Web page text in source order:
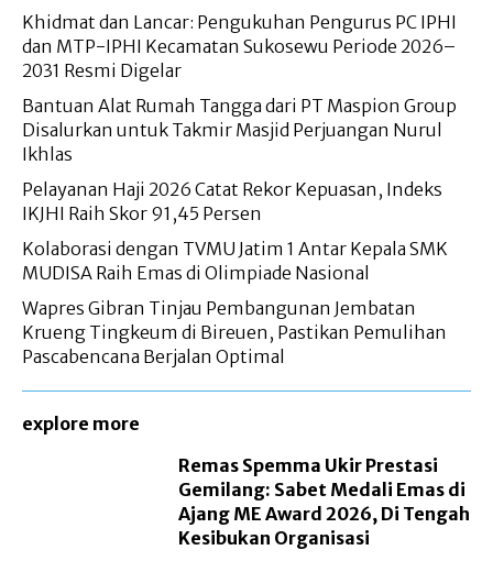
Khidmat dan Lancar: Pengukuhan Pengurus PC IPHI
dan MTP-IPHI Kecamatan Sukosewu Periode 2026–
2031 Resmi Digelar
Bantuan Alat Rumah Tangga dari PT Maspion Group
Disalurkan untuk Takmir Masjid Perjuangan Nurul
Ikhlas
Pelayanan Haji 2026 Catat Rekor Kepuasan, Indeks
IKJHI Raih Skor 91,45 Persen
Kolaborasi dengan TVMU Jatim 1 Antar Kepala SMK
MUDISA Raih Emas di Olimpiade Nasional
Wapres Gibran Tinjau Pembangunan Jembatan
Krueng Tingkeum di Bireuen, Pastikan Pemulihan
Pascabencana Berjalan Optimal
explore more
Remas Spemma Ukir Prestasi
Gemilang: Sabet Medali Emas di
Ajang ME Award 2026, Di Tengah
Kesibukan Organisasi